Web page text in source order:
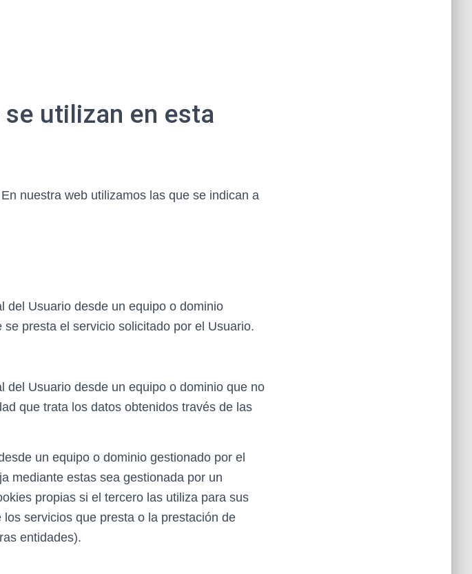
utilizan en esta
nuestra web utilizamos las que se indican a
del Usuario desde un equipo o dominio
presta el servicio solicitado por el Usuario.
Usuario desde un equipo o dominio que no
que trata los datos obtenidos través de las
un equipo o dominio gestionado por el
mediante estas sea gestionada por un
propias si el tercero las utiliza para sus
servicios que presta o la prestación de
entidades).